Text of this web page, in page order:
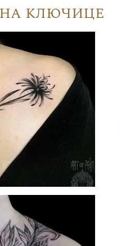
ключице